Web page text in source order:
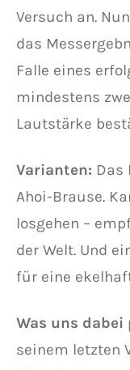
Versuch an.
das
Falle eines
mindestens
Lautstärke
Varianten: Das
Ahoi-Brause.
losgehen –
der Welt. Und
für eine
Was uns
seinem letzten